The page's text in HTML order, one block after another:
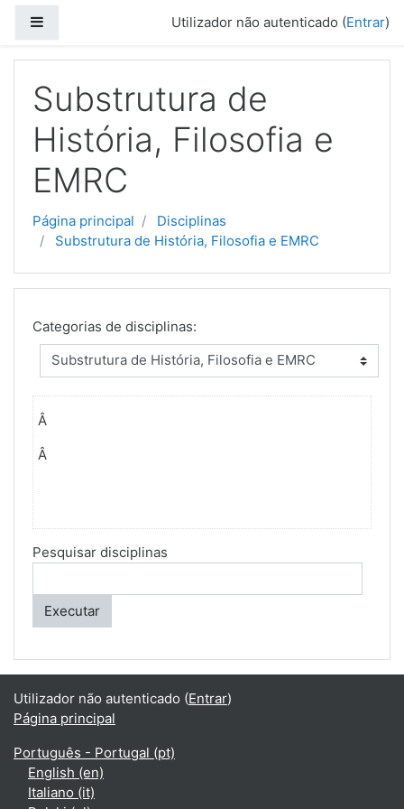
Utilizador não autenticado (Entrar)
Substrutura de
História, Filosofia e
EMRC
Página principal
Disciplinas
Substrutura de História, Filosofia e EMRC
Categorias de disciplinas:
Â
Â
Pesquisar disciplinas
Executar
Utilizador não autenticado (Entrar)
Página principal
Português - Portugal ‎(pt)‎
English ‎(en)‎
Italiano ‎(it)‎